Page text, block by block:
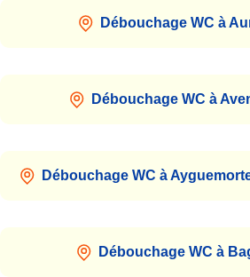
Débouchage WC à
Débouchage WC à
Débouchage WC à
Débouchage WC à